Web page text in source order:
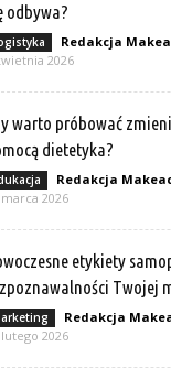
odbywa?
Redakcja
2026
warto próbować
dietetyka?
Redakcja
marca 2026
etykiety
Twojej
Redakcja
lutego 2026